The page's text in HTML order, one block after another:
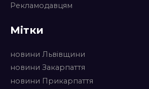
Рекламодавцям
Мітки
новини Львівщини
новини Закарпаття
новини Прикарпаття